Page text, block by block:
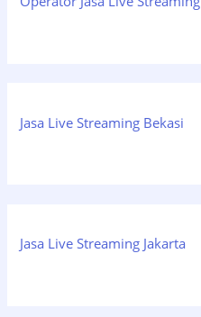
Jasa Live Streaming Bekasi
Jasa Live Streaming Jakarta